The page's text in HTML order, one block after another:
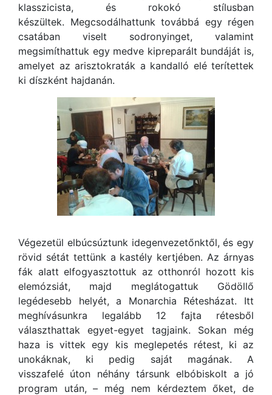
klasszicista, és rokokó stílusban
készültek. Megcsodálhattunk továbbá egy régen
csatában viselt sodronyinget, valamint
megsimíthattuk egy medve kipreparált bundáját is,
amelyet az arisztokraták a kandalló elé terítettek
ki díszként hajdanán.
Végezetül elbúcsúztunk idegenvezetőnktől, és egy
rövid sétát tettünk a kastély kertjében. Az árnyas
fák alatt elfogyasztottuk az otthonról hozott kis
elemózsiát, majd meglátogattuk Gödöllő
legédesebb helyét, a Monarchia Rétesházat. Itt
meghívásunkra legalább 12 fajta rétesből
választhattak egyet-egyet tagjaink. Sokan még
haza is vittek egy kis meglepetés rétest, ki az
unokáknak, ki pedig saját magának. A
visszafelé úton néhány társunk elbóbiskolt a jó
program után, – még nem kérdeztem őket, de